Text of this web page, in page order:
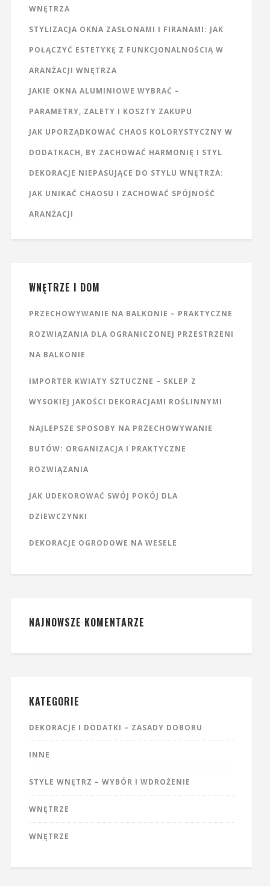
WNĘTRZA
STYLIZACJA OKNA ZASŁONAMI I FIRANAMI: JAK
POŁĄCZYĆ ESTETYKĘ Z FUNKCJONALNOŚCIĄ W
ARANŻACJI WNĘTRZA
JAKIE OKNA ALUMINIOWE WYBRAĆ –
PARAMETRY, ZALETY I KOSZTY ZAKUPU
JAK UPORZĄDKOWAĆ CHAOS KOLORYSTYCZNY W
DODATKACH, BY ZACHOWAĆ HARMONIĘ I STYL
DEKORACJE NIEPASUJĄCE DO STYLU WNĘTRZA:
JAK UNIKAĆ CHAOSU I ZACHOWAĆ SPÓJNOŚĆ
ARANŻACJI
WNĘTRZE I DOM
PRZECHOWYWANIE NA BALKONIE – PRAKTYCZNE
ROZWIĄZANIA DLA OGRANICZONEJ PRZESTRZENI
NA BALKONIE
IMPORTER KWIATY SZTUCZNE – SKLEP Z
WYSOKIEJ JAKOŚCI DEKORACJAMI ROŚLINNYMI
NAJLEPSZE SPOSOBY NA PRZECHOWYWANIE
BUTÓW: ORGANIZACJA I PRAKTYCZNE
ROZWIĄZANIA
JAK UDEKOROWAĆ SWÓJ POKÓJ DLA
DZIEWCZYNKI
DEKORACJE OGRODOWE NA WESELE
NAJNOWSZE KOMENTARZE
KATEGORIE
DEKORACJE I DODATKI – ZASADY DOBORU
INNE
STYLE WNĘTRZ – WYBÓR I WDROŻENIE
WNĘTRZE
WNĘTRZE